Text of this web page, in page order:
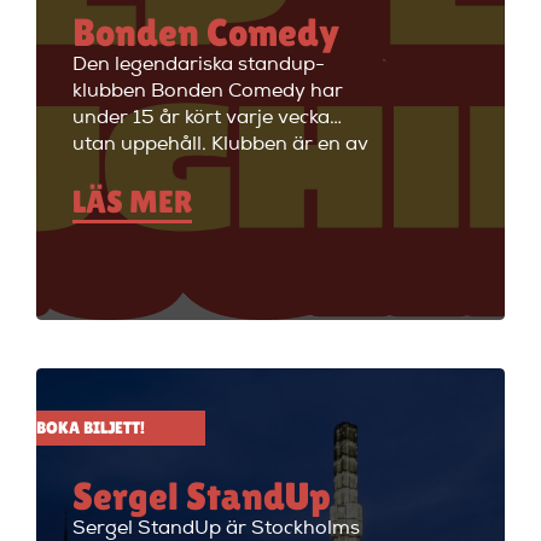
Bonden Comedy
Den legendariska standup-
klubben Bonden Comedy har
under 15 år kört varje vecka
utan uppehåll. Klubben är en av
Stockholms äldsta
standupklubbar och är känd för
att ha de bästa komikerna i
välkommen till Big Ben Stand
LÄS MER
BOKA BILJETT!
Sergel StandUp
Sergel StandUp är Stockholms